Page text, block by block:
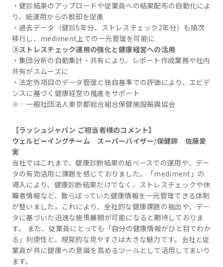
・健診結果のアップロードや従業員への結果配布の自動化によ
り、紙運用からの脱却を促進
・過去データ（健診5年分、ストレスチェック2年分）も順次
移行し、mediment上での一元管理を可能に
③ストレスチェック運用の強化と健康経営への活用
・集団分析の自動集計・共有により、レポート作成業務や社内
共有がスムーズに
・法定外項目のデータ管理と独自基準での評価により、エビデ
ンスに基づく健康経営の推進をサポート
※…一般社団法人東京都総合組合保健施設振興協会
【ラッシュジャパン ご担当者様のコメント】
ウェルビーイングチーム スーパーバイザー/保健師 佐藤愛
実
当社ではこれまで、健康診断結果の紙ベースでの運用や、デー
タの有効活用に課題を感じておりました。「mediment」の
導入により、健康診断結果だけでなく、ストレスチェックや休
職者情報など、散らばっていた健康情報を一元管理できる体制
が整いました。これにより、全社的な健康課題の抽出や、デー
タに基づいた迅速な施策展開が可能になると期待しておりま
す。 また、従業員にとっても「自分の健康情報がひと目でわか
る」利便性と、視覚的な見やすさは大きな魅力です。会社と従
業員が共に健康への意識を高めるツールとして活用してまいり
ます。